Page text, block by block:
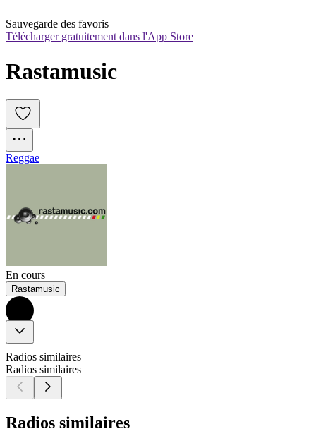
Sauvegarde des favoris
Télécharger gratuitement dans l'App Store
Rastamusic
Reggae
En cours
Rastamusic
Radios similaires
Radios similaires
Radios similaires